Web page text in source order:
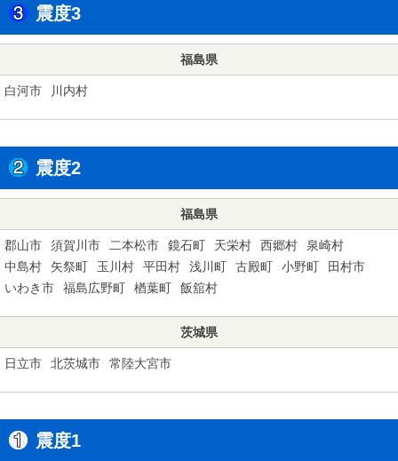
震度3
福島県
白河市 川内村
震度2
福島県
郡山市 須賀川市 二本松市 鏡石町 天栄村 西郷村
泉崎村
中島村
矢祭町 玉川村 平田村 浅川町 古殿町 小野町
田村市
いわき市
福島広野町 楢葉町 飯舘村
茨城県
日立市 北茨城市 常陸大宮市
震度1